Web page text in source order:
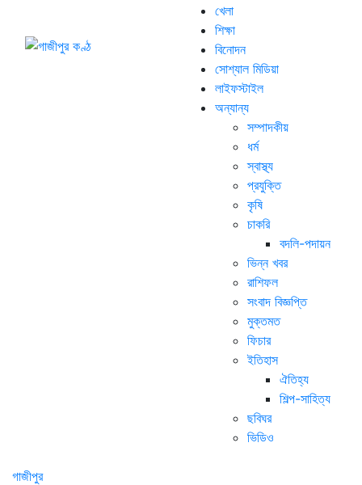
খেলা
শিক্ষা
বিনোদন
সোশ্যাল মিডিয়া
লাইফস্টাইল
অন্যান্য
সম্পাদকীয়
ধর্ম
স্বাস্থ্য
প্রযুক্তি
কৃষি
চাকরি
বদলি-পদায়ন
ভিন্ন খবর
রাশিফল
সংবাদ বিজ্ঞপ্তি
মুক্তমত
ফিচার
ইতিহাস
ঐতিহ্য
শিল্প-সাহিত্য
ছবিঘর
ভিডিও
গাজীপুর